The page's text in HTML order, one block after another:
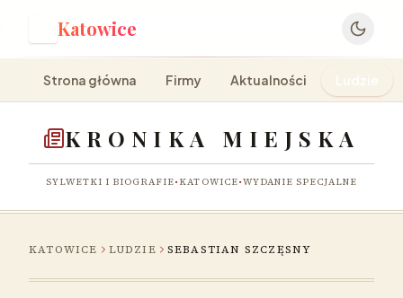
Katowice
Strona główna Firmy Aktualności Ludzie
KRONIKA MIEJSKA
SYLWETKI I BIOGRAFIE• KATOWICE•WYDANIE SPECJALNE
KATOWICE LUDZIE SEBASTIAN SZCZĘSNY